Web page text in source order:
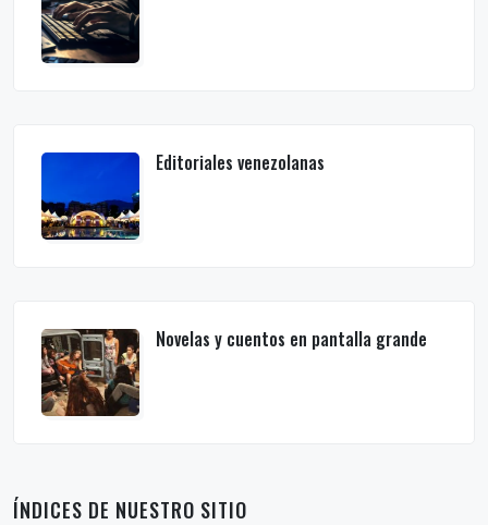
Editoriales venezolanas
Novelas y cuentos en pantalla grande
ÍNDICES DE NUESTRO SITIO